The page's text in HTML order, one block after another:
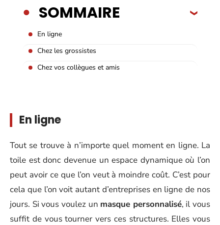
SOMMAIRE
En ligne
Chez les grossistes
Chez vos collègues et amis
En ligne
Tout se trouve à n’importe quel moment en ligne. La
toile est donc devenue un espace dynamique où l’on
peut avoir ce que l’on veut à moindre coût. C’est pour
cela que l’on voit autant d’entreprises en ligne de nos
jours. Si vous voulez un masque personnalisé, il vous
suffit de vous tourner vers ces structures. Elles vous